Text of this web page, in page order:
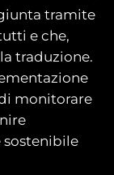
tramite
e che,
traduzione.
monitorare
sostenibile